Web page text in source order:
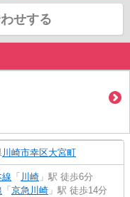
せする
川崎市幸区大宮町
「 川崎 」駅 徒歩6分
「 京急川崎 」駅 徒歩14分